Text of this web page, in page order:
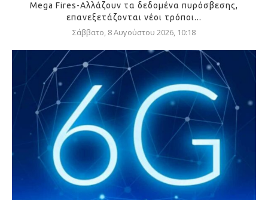
Mega Fires-Αλλάζουν τα δεδομένα πυρόσβεσης,
επανεξετάζονται νέοι τρόποι...
Σάββατο, 8 Αυγούστου 2026, 10:18